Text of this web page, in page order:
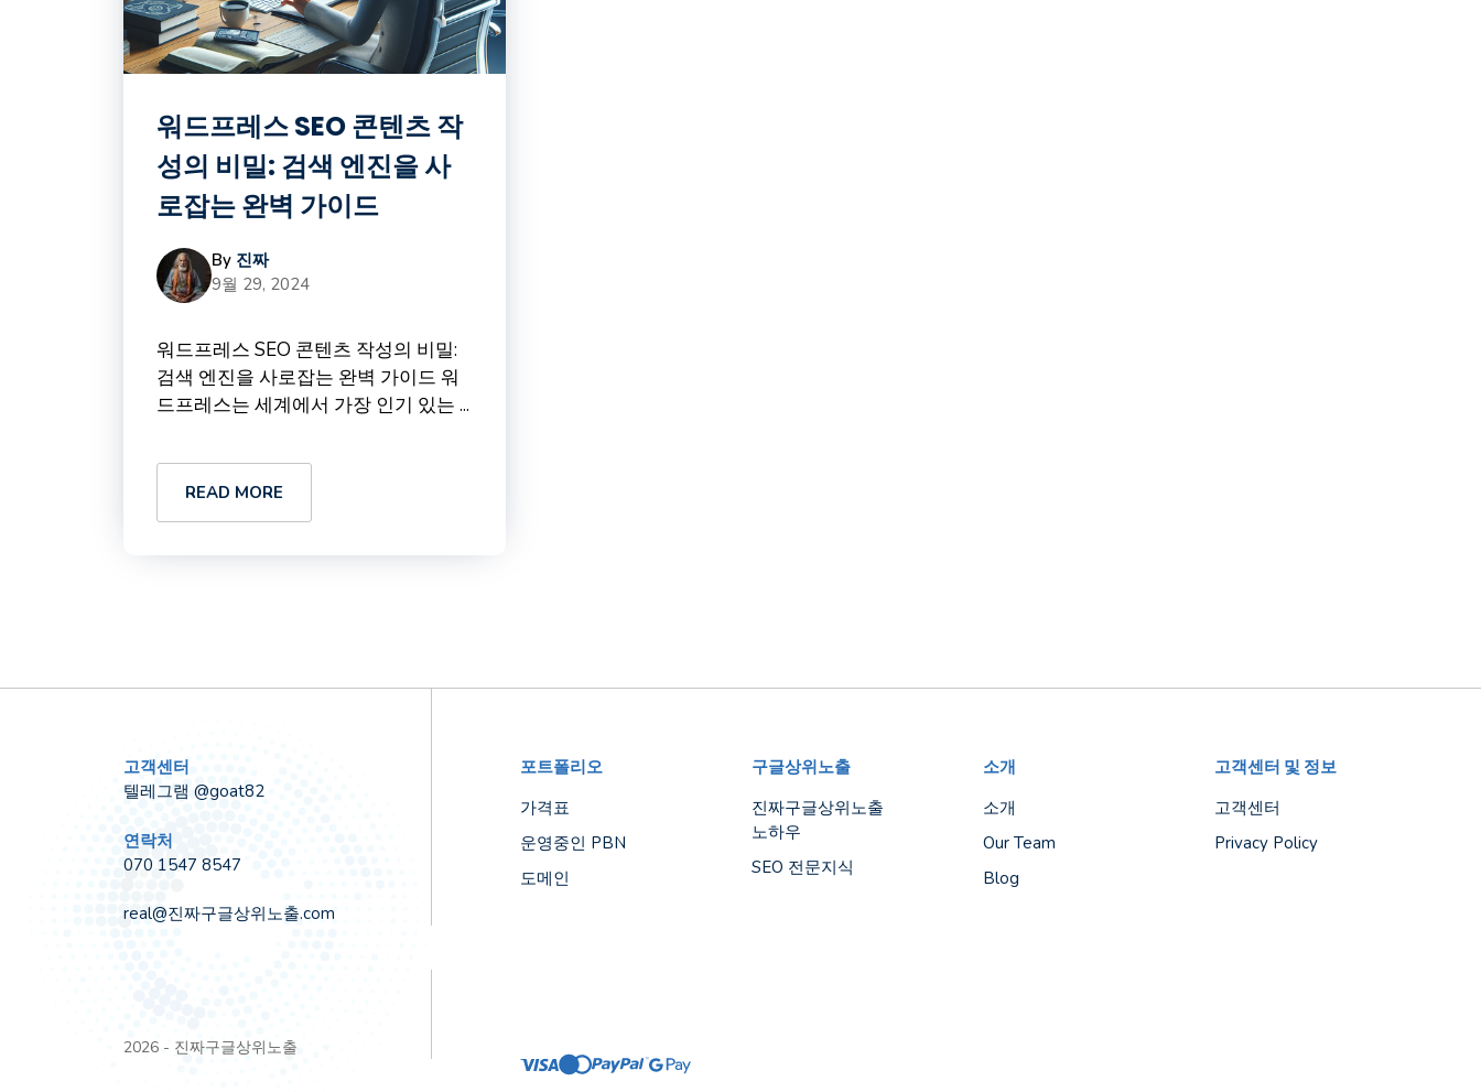
워드프레스 SEO 콘텐츠 작
성의 비밀: 검색 엔진을 사
로잡는 완벽 가이드
By 진짜
9월 29, 2024
워드프레스 SEO 콘텐츠 작성의 비밀:
검색 엔진을 사로잡는 완벽 가이드 워
드프레스는 세계에서 가장 인기 있는 ...
READ MORE
고객센터
텔레그램 @goat82
연락처
070 1547 8547
real@진짜구글상위노출.com
포트폴리오
가격표
운영중인 PBN
도메인
구글상위노출
진짜구글상위노출
노하우
SEO 전문지식
소개
소개
Our Team
Blog
고객센터 및 정보
고객센터
Privacy Policy
2026 - 진짜구글상위노출